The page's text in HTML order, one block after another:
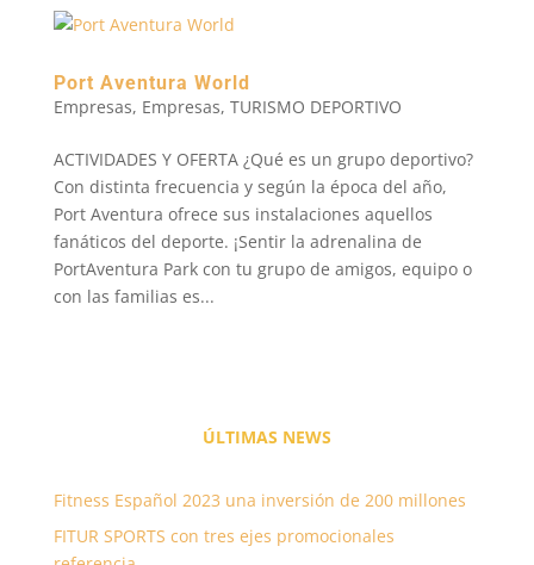
Port Aventura World
Empresas, Empresas, TURISMO DEPORTIVO
ACTIVIDADES Y OFERTA ¿Qué es un grupo deportivo?
Con distinta frecuencia y según la época del año,
Port Aventura ofrece sus instalaciones aquellos
fanáticos del deporte. ¡Sentir la adrenalina de
PortAventura Park con tu grupo de amigos, equipo o
con las familias es...
ÚLTIMAS NEWS
Fitness Español 2023 una inversión de 200 millones
FITUR SPORTS con tres ejes promocionales